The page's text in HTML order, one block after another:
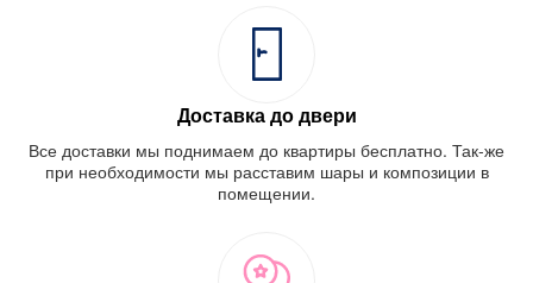
Доставка до двери
Все доставки мы поднимаем до квартиры бесплатно. Так-же
при необходимости мы расставим шары и композиции в
помещении.